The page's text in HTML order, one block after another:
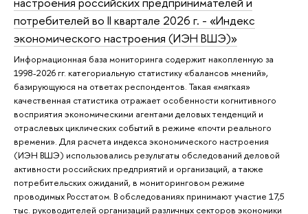
потребителей во II квартале 2026 г. - «Индекс
экономического настроения (ИЭН ВШЭ)»
Информационная база мониторинга содержит накопленную за
1998-2026 гг. категориальную статистику «балансов мнений»,
базирующуюся на ответах респондентов. Такая «мягкая»
качественная статистика отражает особенности когнитивного
восприятия экономическими агентами деловых тенденций и
отраслевых циклических событий в режиме «почти реального
времени». Для расчета индекса экономического настроения
(ИЭН ВШЭ) использовались результаты обследований деловой
активности российских предприятий и организаций, а также
потребительских ожиданий, в мониторинговом режиме
проводимых Росстатом. В обследованиях принимают участие 17,5
тыс. руководителей организаций различных секторов экономики